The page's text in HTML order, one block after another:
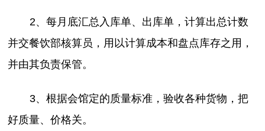
2、每月底汇总入库单、出库单，计算出总计数
并交餐饮部核算员，用以计算成本和盘点库存之用，
并由其负责保管。
3、根据会馆定的质量标准，验收各种货物，把
好质量、价格关。